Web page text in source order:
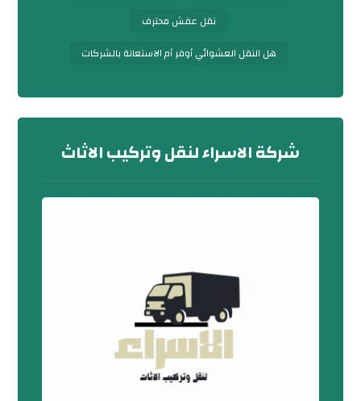
نقل عفش محترف
هل النقل العشوائي أوفر أم الاستعانة بالشركات
شركة الاسراء لنقل وتركيب الاثاث